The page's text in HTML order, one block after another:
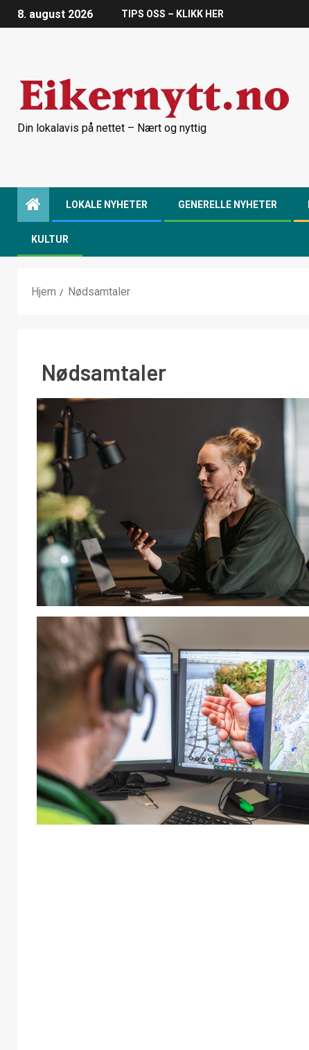
8. august 2026 TIPS OSS – KLIKK HER
Din lokalavis på nettet – Nært og nyttig
LOKALE NYHETER GENERELLE NYHETER
KULTUR
Hjem Nødsamtaler
Nødsamtaler